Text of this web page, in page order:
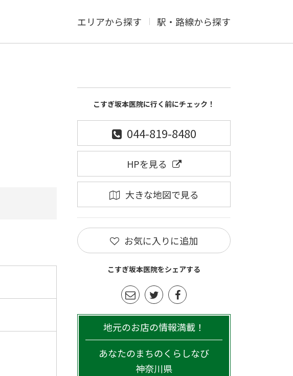
エリアから探す 駅・路線から探す
こすぎ坂本医院に行く前にチェック！
044-819-8480
HPを見る
大きな地図で見る
お気に入りに追加
こすぎ坂本医院をシェアする
地元のお店の情報満載！
あなたのまちのくらしなび
神奈川県